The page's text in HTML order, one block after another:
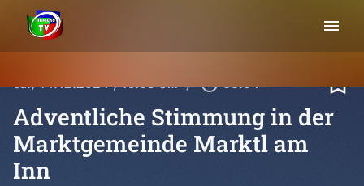
menu
Sa., 14.12.2024, 18:03 Uhr / play_circle_outline06:04 bookmark_border
Adventliche Stimmung in der
Marktgemeinde Marktl am
Inn